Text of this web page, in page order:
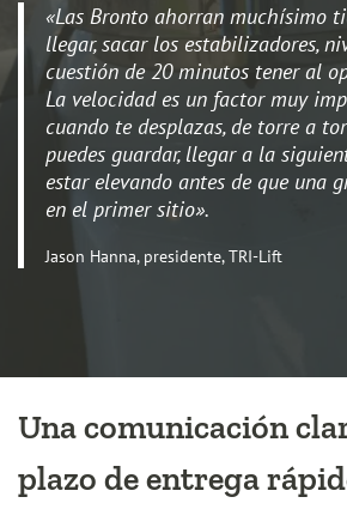
«Las Bronto ahorran muchísimo
llegar, sacar los estabilizadores,
cuestión de 20 minutos tener al
La velocidad es un factor muy
cuando te desplazas, de torre a
puedes guardar, llegar a la
estar elevando antes de que una
en el primer sitio».
Jason Hanna, presidente, TRI-Lift
Una comunicación
plazo de entrega